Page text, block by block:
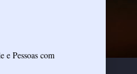
e Pessoas com